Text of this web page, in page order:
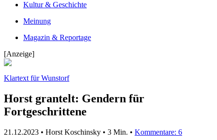
Kultur & Geschichte
Meinung
Magazin & Reportage
[Anzeige]
Klartext für Wunstorf
Horst grantelt: Gendern für
Fortgeschrittene
21.12.2023 • Horst Koschinsky • 3 Min. • Kommentare: 6